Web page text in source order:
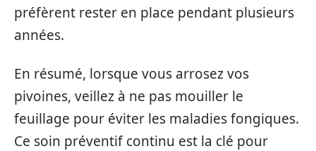
préfèrent rester en place pendant plusieurs
années.
En résumé, lorsque vous arrosez vos
pivoines, veillez à ne pas mouiller le
feuillage pour éviter les maladies fongiques.
Ce soin préventif continu est la clé pour